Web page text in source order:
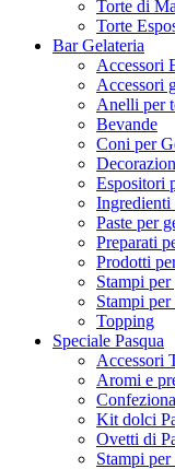
Torte di
Torte
Bar Gelateria
Accessori
Accessori
Anelli per
Bevande
Coni per
Espositori
Ingredienti
Paste per
Preparati
Prodotti
Stampi per
Stampi
Topping
Speciale Pasqua
Accessori
Aromi e
Kit dolci
Ovetti di
Stampi